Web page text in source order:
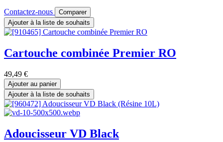
Contactez-nous
Comparer
Ajouter à la liste de souhaits
Cartouche combinée Premier RO
49,49 €
Ajouter au panier
Ajouter à la liste de souhaits
Adoucisseur VD Black